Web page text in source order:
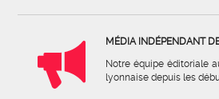
MÉDIA INDÉPENDANT
Notre équipe éditoriale
lyonnaise depuis les